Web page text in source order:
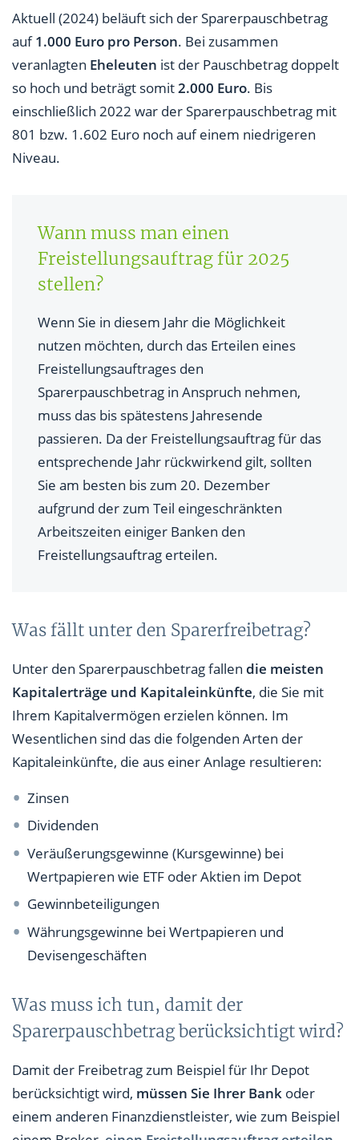
Aktuell (2024) beläuft sich der Sparerpauschbetrag
auf1.000 Euro pro Person. Bei zusammen
veranlagten Eheleuten ist der Pauschbetrag doppelt
so hoch und beträgt somit2.000 Euro. Bis
einschließlich 2022 war der Sparerpauschbetrag mit
801 bzw. 1.602 Euro noch auf einem niedrigeren
Niveau.
Wann muss man einen
Freistellungsauftrag für 2025
stellen?
Wenn Sie in diesem Jahr die Möglichkeit
nutzen möchten, durch das Erteilen eines
Freistellungsauftrages den
Sparerpauschbetrag in Anspruch nehmen,
muss das bis spätestens Jahresende
passieren. Da der Freistellungsauftrag für das
entsprechende Jahr rückwirkend gilt, sollten
Sie am besten bis zum 20. Dezember
aufgrund der zum Teil eingeschränkten
Arbeitszeiten einiger Banken den
Freistellungsauftrag erteilen.
Was fällt unter den Sparerfreibetrag?
Unter den Sparerpauschbetrag fallen die meisten
Kapitalerträge und Kapitaleinkünfte, die Sie mit
Ihrem Kapitalvermögen erzielen können. Im
Wesentlichen sind das die folgenden Arten der
Kapitaleinkünfte, die aus einer Anlage resultieren:
Zinsen
Dividenden
Veräußerungsgewinne (Kursgewinne) bei
Wertpapieren wie ETF oder Aktien im Depot
Gewinnbeteiligungen
Währungsgewinne bei Wertpapieren und
Devisengeschäften
Was muss ich tun, damit der
Sparerpauschbetrag berücksichtigt wird?
Damit der Freibetrag zum Beispiel für Ihr Depot
berücksichtigt wird, müssen Sie Ihrer Bank oder
einem anderen Finanzdienstleister, wie zum Beispiel